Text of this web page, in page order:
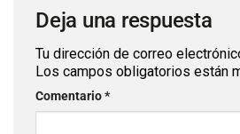
Deja una respuesta
Tu dirección de correo
Los campos obligatorios están
Comentario*